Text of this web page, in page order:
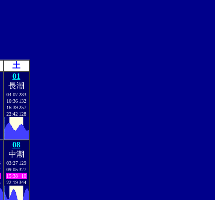
土
01
長潮
04:07283
10:36 132
16:39257
22:42 128
08
中潮
03:27 129
09:05327
15:38
10
22:19344